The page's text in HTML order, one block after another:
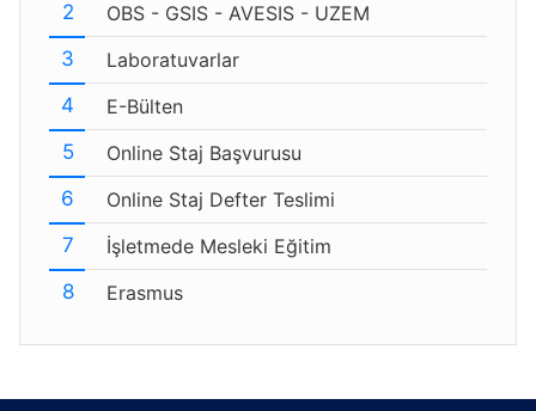
OBS - GSIS - AVESIS - UZEM
Laboratuvarlar
E-Bülten
Online Staj Başvurusu
Online Staj Defter Teslimi
İşletmede Mesleki Eğitim
Erasmus